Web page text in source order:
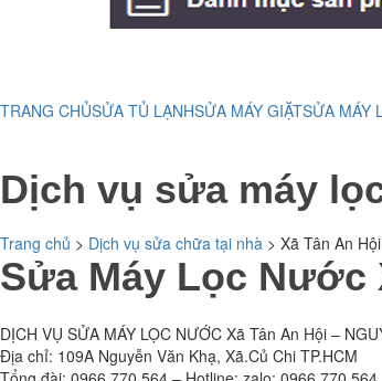
TRANG CHỦSỬA TỦ LẠNHSỬA MÁY GIẶTSỬA MÁY
Dịch vụ sửa máy
Trang chủ > Dịch vụ sửa chữa tại nhà > Xã Tân An
Sửa Máy Lọc Nước
DỊCH VỤ SỬA MÁY LỌC NƯỚC Xã Tân An Hội –
Địa chỉ: 109A Nguyễn Văn Khạ, Xã.Củ Chi TP.HCM